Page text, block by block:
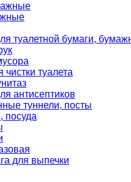
туалетной бумаги,
туалета
антисептиков
туннели, посты
посуда
для выпечки